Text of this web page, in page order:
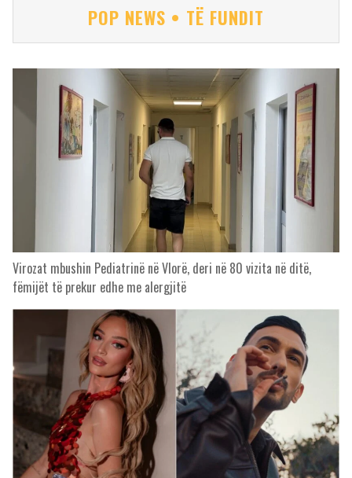
POP NEWS • TË FUNDIT
Virozat mbushin Pediatrinë në Vlorë, deri në 80 vizita në ditë,
fëmijët të prekur edhe me alergjitë